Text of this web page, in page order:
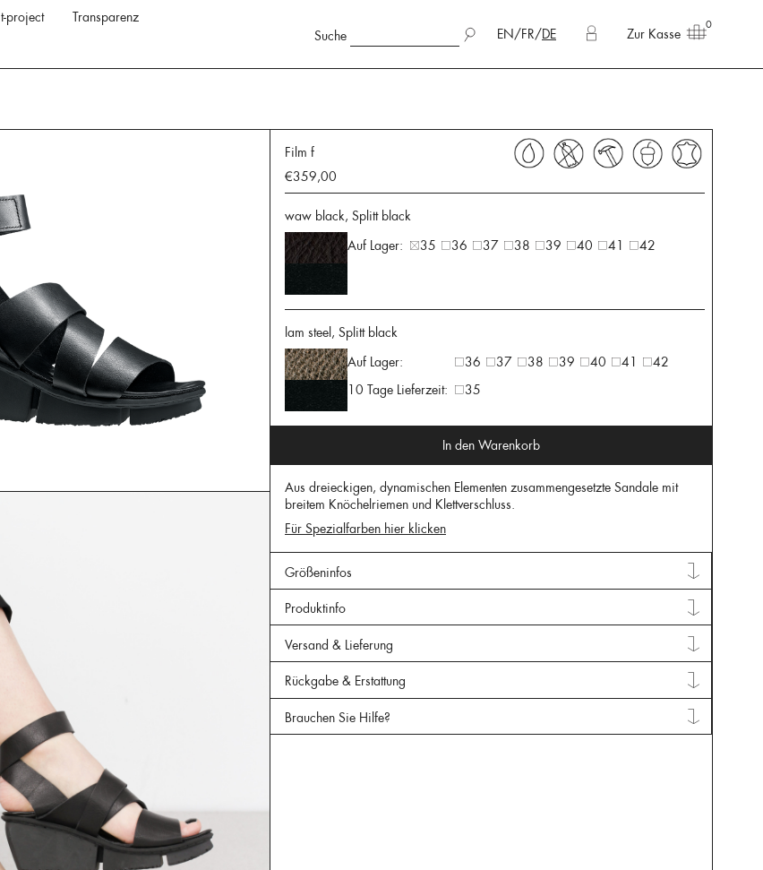
t-project Transparenz
Suche EN/FR/DE Zur Kasse
0
Film f
€359,00
waw black, Splitt black
Auf Lager:
35 36 37 38 39 40 41 42
lam steel, Splitt black
Auf Lager:
36 37 38 39 40 41
42
10 Tage Lieferzeit:
35
In den Warenkorb
Aus dreieckigen, dynamischen Elementen zusammengesetzte Sandale mit
breitem Knöchelriemen und Klettverschluss.
Für Spezialfarben hier klicken
Größeninfos
Produktinfo
Versand & Lieferung
Rückgabe & Erstattung
Brauchen Sie Hilfe?